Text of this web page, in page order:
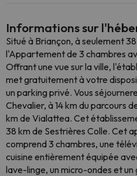
Informations sur
Situé à Briançon, à seulement
l'Appartement de 3 chambres
Offrant une vue sur la ville,
met gratuitement à votre
un parking privé. Vous
Chevalier, à 14 km du parcours
km de Vialattea. Cet
38 km de Sestrières Colle. Cet
comprend 3 chambres, une
cuisine entièrement équipée
lave-linge, un micro-ondes et